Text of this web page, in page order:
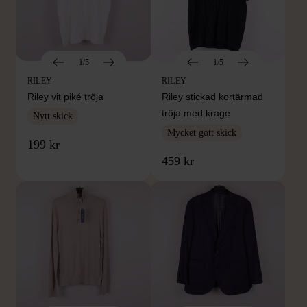
1/5
RILEY
Riley vit piké tröja
Nytt skick
199 kr
1/5
RILEY
Riley stickad kortärmad
tröja med krage
Mycket gott skick
459 kr